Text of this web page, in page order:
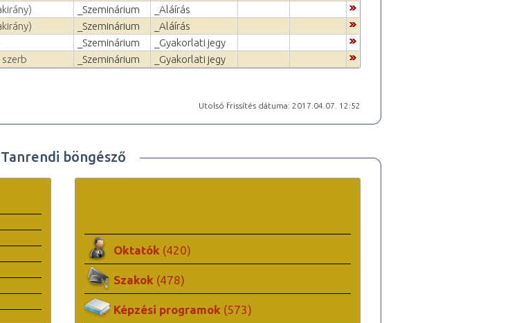
_Szeminárium
_Aláírás
_Szeminárium
_Aláírás
_Szeminárium
_Gyakorlati jegy
_Szeminárium _Gyakorlati jegy
Utolsó frissítés dátuma: 2017.04.07. 12:52
Tanrendi böngésző
Oktatók (420)
Szakok (478)
Képzési programok (573)